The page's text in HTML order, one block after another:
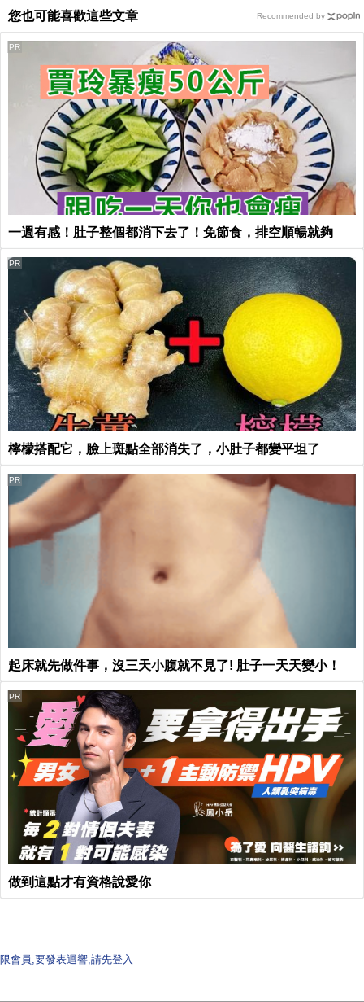
您也可能喜歡這些文章
一週有感！肚子整個都消下去了！免節食，排空順暢就夠
PR
檸檬搭配它，臉上斑點全部消失了，小肚子都變平坦了
PR
起床就先做件事，沒三天小腹就不見了! 肚子一天天變小！
PR
做到這點才有資格說愛你
PR
Recommended by
限會員,要發表迴響,請先登入